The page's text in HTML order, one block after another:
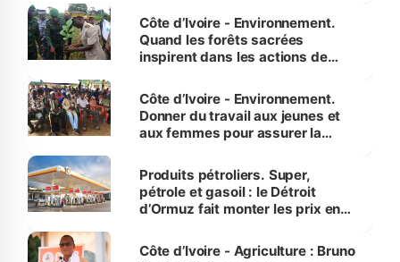
Côte d’Ivoire - Environnement.
Quand les forêts sacrées
inspirent dans les actions de
Côte d’Ivoire - Environnement.
Donner du travail aux jeunes et
aux femmes pour assurer la
menacées
Produits pétroliers. Super,
pétrole et gasoil : le Détroit
d’Ormuz fait monter les prix en
Côte d’Ivoire - Agriculture : Bruno